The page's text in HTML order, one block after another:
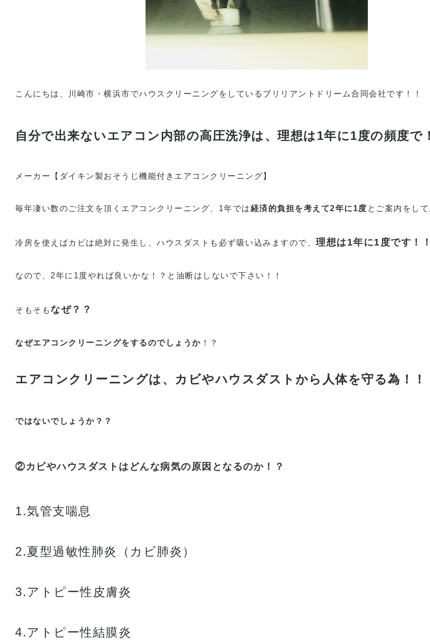
こんにちは、川崎市・横浜市でハウスクリーニングをしている ブリリアントドリーム合同会社です！！
自分で出来ないエアコン内部の高圧洗浄は、理想は1年に1度の頻度で
メーカー【ダイキン製おそうじ機能付きエアコンクリーニング】
毎年凄い数のご注文を頂くエアコンクリーニング、1年では経済的負担を考えて2年に1度 とご案内をし
冷房を使えばカビは絶対に発生し、ハウスダストも必ず吸い込みますので、 理想は1年に1度です！！
なので、2年に1度やれば良いかな！？と油断はしないで下さい！！
そもそもなぜ？？
なぜエアコンクリーニングをするのでしょうか ！？
エアコンクリーニングは、カビやハウスダストから人体を守る為！！
ではないでしょう か？？
②カビやハウスダストはどんな病気の原因となるのか！？
1.気管支喘息
2.夏型過敏性肺炎（カビ肺炎）
3.アトピー性皮膚炎
4.アトピー性結膜炎